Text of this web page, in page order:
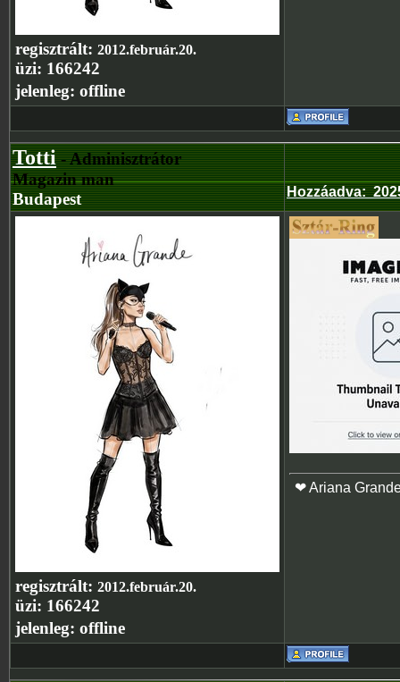
regisztrált: 2012.február.20.
üzi: 166242
jelenleg: offline
Totti- Adminisztrátor
Magazin man
Budapest
Hozzáadva:
regisztrált: 2012.február.20.
üzi: 166242
jelenleg: offline
❤ Ariana